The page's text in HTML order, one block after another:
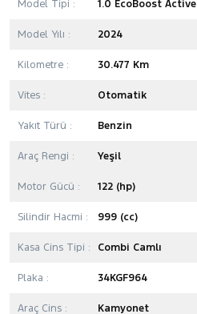
Model Tipi : 1.0 EcoBoost Active
Model Yılı : 2024
Kilometre : 30.477 Km
Vites : Otomatik
Yakıt Türü : Benzin
Araç Rengi : Yeşil
Motor Gücü : 122 (hp)
Silindir Hacmi : 999 (cc)
Kasa Cins Tipi : Combi Camlı
Plaka : 34KGF964
Araç Cins : Kamyonet